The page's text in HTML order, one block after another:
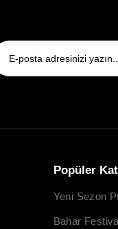
Popüler
Yeni Sezon
Bahar